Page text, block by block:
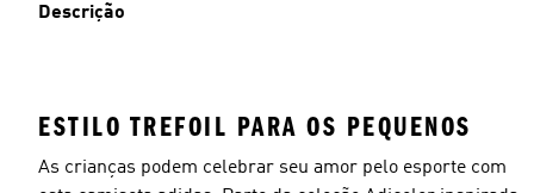
Descrição
ESTILO TREFOIL PARA OS PEQUENOS
As crianças podem celebrar seu amor pelo esporte com